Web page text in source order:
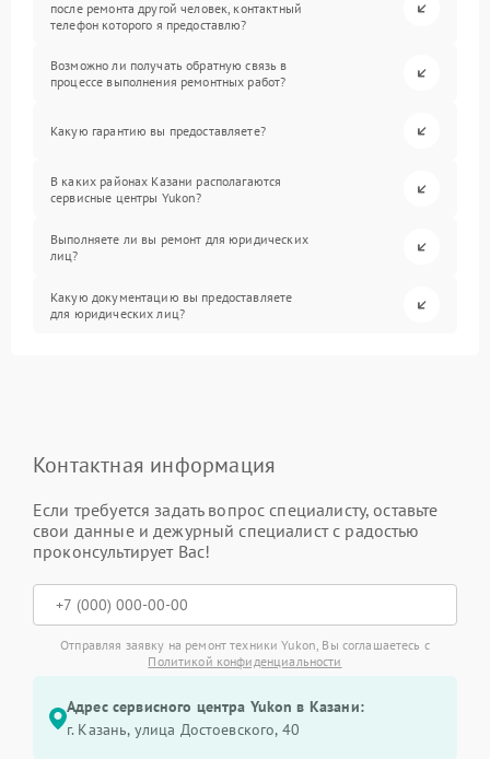
после ремонта другой человек, контактный
телефон которого я предоставлю?
Возможно ли получать обратную связь в
процессе выполнения ремонтных работ?
Какую гарантию вы предоставляете?
В каких районах Казани располагаются
сервисные центры Yukon?
Выполняете ли вы ремонт для юридических
лиц?
Какую документацию вы предоставляете
для юридических лиц?
Контактная информация
Если требуется задать вопрос специалисту, оставьте
свои данные и дежурный специалист с радостью
проконсультирует Вас!
Отправляя заявку на ремонт техники Yukon, Вы соглашаетесь с
Политикой конфиденциальности
Адрес сервисного центра Yukon в Казани:
г. Казань, улица Достоевского, 40